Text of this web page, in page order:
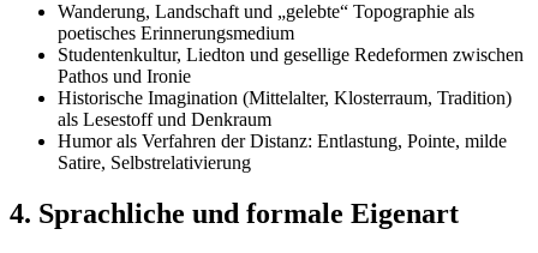
Wanderung, Landschaft und „gelebte“ Topographie als
poetisches Erinnerungsmedium
Studentenkultur, Liedton und gesellige Redeformen zwischen
Pathos und Ironie
Historische Imagination (Mittelalter, Klosterraum, Tradition)
als Lesestoff und Denkraum
Humor als Verfahren der Distanz: Entlastung, Pointe, milde
Satire, Selbstrelativierung
4. Sprachliche und formale Eigenart